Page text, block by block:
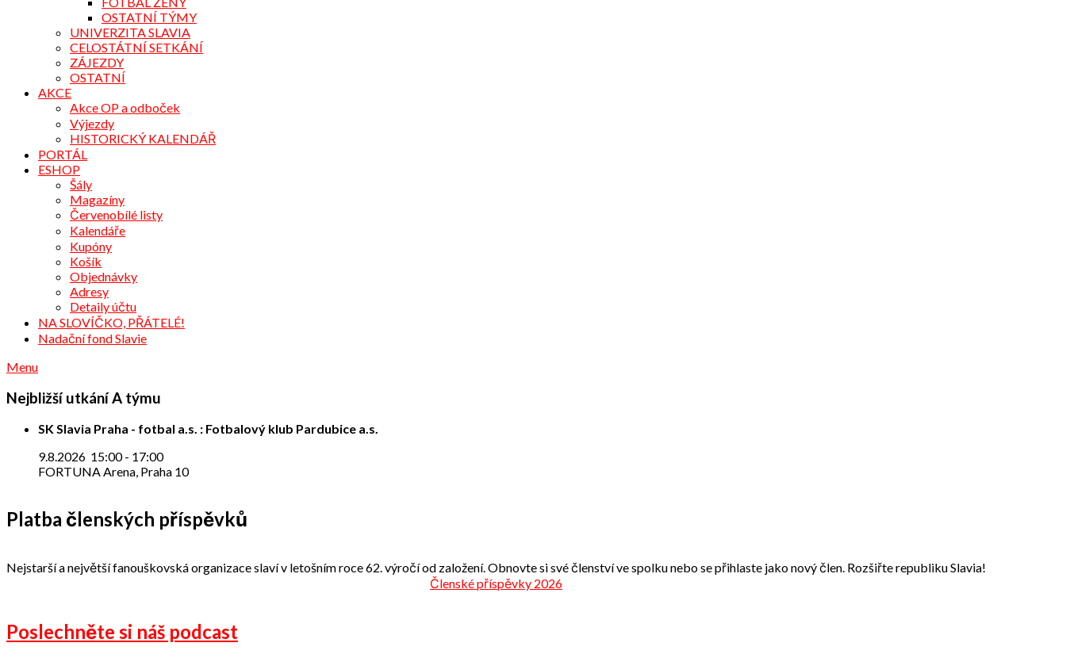
OSTATNÍ TÝMY
UNIVERZITA SLAVIA
CELOSTÁTNÍ SETKÁNÍ
ZÁJEZDY
OSTATNÍ
AKCE
Akce OP a odboček
Výjezdy
HISTORICKÝ KALENDÁŘ
PORTÁL
ESHOP
Šály
Magazíny
Červenobílé listy
Kalendáře
Kupóny
Košík
Objednávky
Adresy
Detaily účtu
NA SLOVÍČKO, PŘÁTELÉ!
Nadační fond Slavie
Menu
Nejbližší utkání A týmu
SK Slavia Praha - fotbal a.s. : Fotbalový klub Pardubice a.s.
9.8.2026 15:00- 17:00
FORTUNA Arena, Praha 10
Platba členských příspěvků
Nejstarší a největší fanouškovská organizace slaví v letošním roce 62. výročí od založení. Obnovte si své členství ve spolku nebo se přihlaste jako nový člen. Rozšiřte republiku Slavia!
Členské příspěvky 2026
Poslechněte si náš podcast